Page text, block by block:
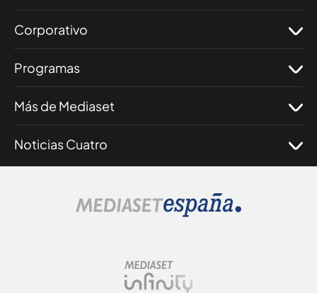
Corporativo
Programas
Más de Mediaset
Noticias Cuatro